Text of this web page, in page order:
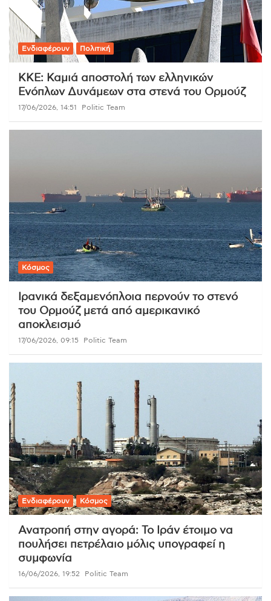
Ενδιαφέρουν Πολιτική
ΚΚΕ: Καμιά αποστολή των ελληνικών
Ενόπλων Δυνάμεων στα στενά του Ορμούζ
17/06/2026, 14:51 Politic Team
Κόσμος
Ιρανικά δεξαμενόπλοια περνούν το στενό
του Ορμούζ μετά από αμερικανικό
αποκλεισμό
17/06/2026, 09:15 Politic Team
Ενδιαφέρουν Κόσμος
Ανατροπή στην αγορά: Το Ιράν έτοιμο να
πουλήσει πετρέλαιο μόλις υπογραφεί η
συμφωνία
16/06/2026, 19:52 Politic Team